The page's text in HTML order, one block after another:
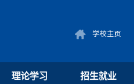
学校主页
理论学习 招生就业